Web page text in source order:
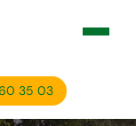
35 03